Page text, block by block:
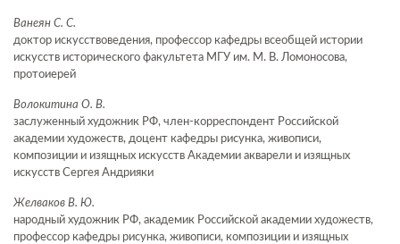
Ванеян С. С.
доктор искусствоведения, профессор кафедры всеобщей истории
искусств исторического факультета МГУ им. М. В. Ломоносова,
протоиерей
Волокитина О. В.
заслуженный художник РФ, член-корреспондент Российской
академии художеств, доцент кафедры рисунка, живописи,
композиции и изящных искусств Академии акварели и изящных
искусств Сергея Андрияки
Желваков В. Ю.
народный художник РФ, академик Российской академии художеств,
профессор кафедры рисунка, живописи, композиции и изящных